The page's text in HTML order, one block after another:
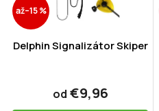
až–15 %
Delphin Signalizátor Skiper
od €9,96